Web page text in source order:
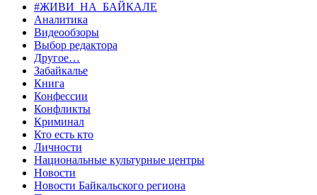
#ЖИВИ_НА_БАЙКАЛЕ
Аналитика
Видеообзоры
Выбор редактора
Другое…
Забайкалье
Книга
Конфессии
Конфликты
Криминал
Кто есть кто
Личности
Национальные культурные центры
Новости
Новости Байкальского региона